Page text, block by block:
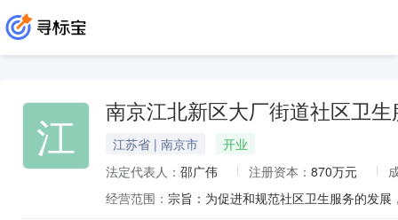
江 南京江北新区大厂街道社区卫生
江苏省 | 南京市
开业
法定代表人： 邵广伟 注册资本： 870万元
经营范围：